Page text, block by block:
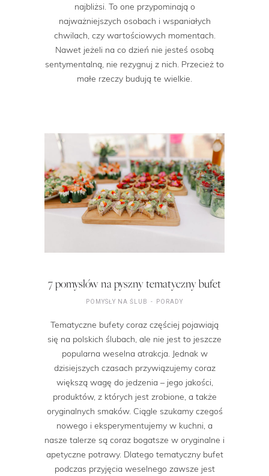
najbliżsi. To one przypominają o
najważniejszych osobach i wspaniałych
chwilach, czy wartościowych momentach.
Nawet jeżeli na co dzień nie jesteś osobą
sentymentalną, nie rezygnuj z nich. Przecież to
małe rzeczy budują te wielkie.
7 pomysłów na pyszny tematyczny bufet
POMYSŁY NA ŚLUB PORADY
Tematyczne bufety coraz częściej pojawiają
się na polskich ślubach, ale nie jest to jeszcze
popularna weselna atrakcja. Jednak w
dzisiejszych czasach przywiązujemy coraz
większą wagę do jedzenia – jego jakości,
produktów, z których jest zrobione, a także
oryginalnych smaków. Ciągle szukamy czegoś
nowego i eksperymentujemy w kuchni, a
nasze talerze są coraz bogatsze w oryginalne i
apetyczne potrawy. Dlatego tematyczny bufet
podczas przyjęcia weselnego zawsze jest